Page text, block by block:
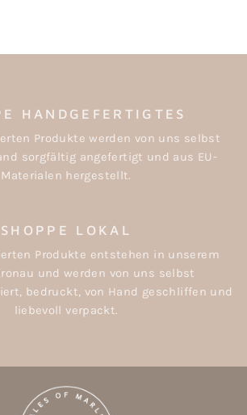
HANDGEFERTIGTES
Produkte werden von uns selbst
sorgfältig angefertigt und aus EU-
Materialen hergestellt.
SHOPPE LOKAL
Produkte entstehen in unserem
und werden von uns selbst
bedruckt, von Hand geschliffen und
liebevoll verpackt.